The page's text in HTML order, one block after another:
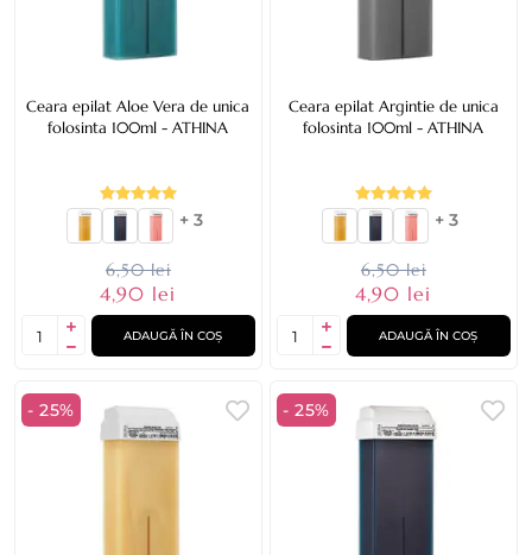
Ceara epilat Aloe Vera de unica
folosinta 100ml - ATHINA
+ 3
6,50 lei
4,90 lei
ADAUGĂ ÎN COȘ
Ceara epilat Argintie de unica
folosinta 100ml - ATHINA
+ 3
6,50 lei
4,90 lei
ADAUGĂ ÎN COȘ
- 25% - 25%